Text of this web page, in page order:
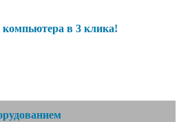
компьютера в 3 клика!